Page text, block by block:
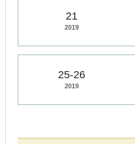
21
2019
25-26
2019